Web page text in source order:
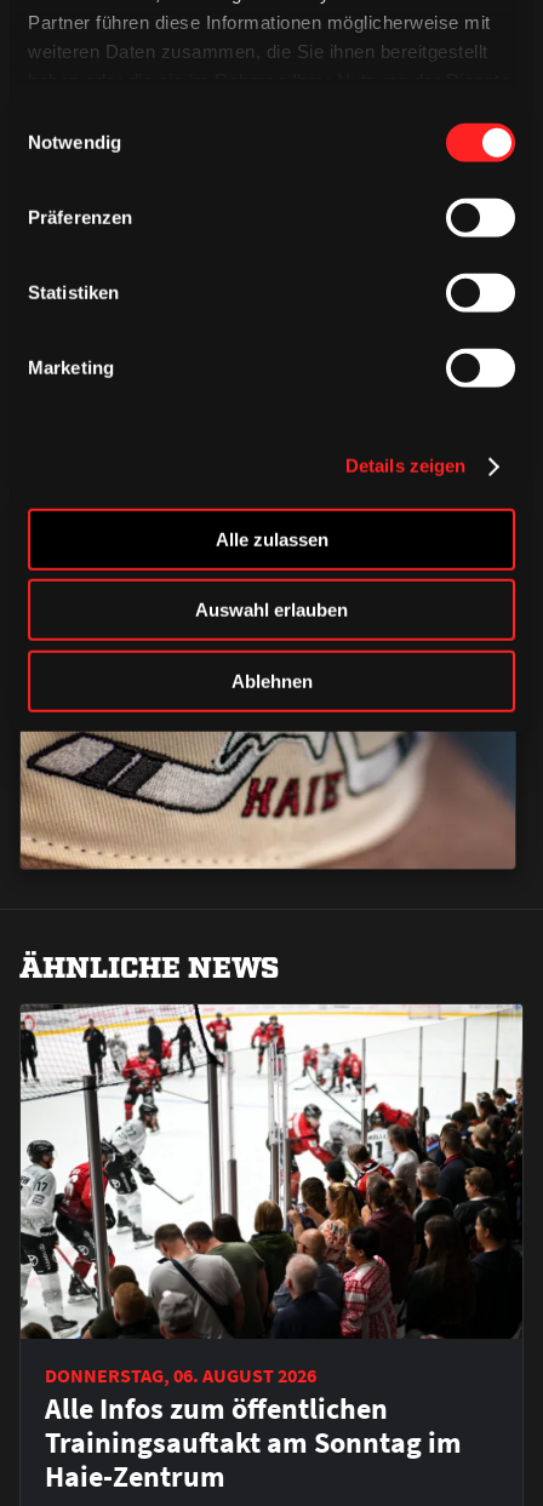
Partner führen diese Informationen möglicherweise mit
weiteren Daten zusammen, die Sie ihnen bereitgestellt
Notwendig
Präferenzen
Statistiken
Marketing
Details zeigen
Alle zulassen
Auswahl erlauben
Ablehnen
CAPS & CO
CAPS & CO
CAPS & CO
ÄHNLICHE NEWS
DONNERSTAG, 06. AUGUST 2026
Alle Infos zum öffentlichen
Trainingsauftakt am Sonntag im
Haie-Zentrum